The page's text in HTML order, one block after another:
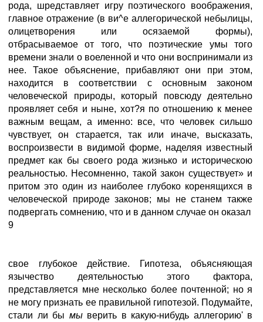
рода, шредставляет игру поэтического воображения,
главное отражение (в ви^е аллегорической небылицы,
олицетворения или осязаемой формы),
отбрасываемое от того, что поэтические умы того
времени знали о воеленной и что они воспринимали из
нее. Такое объяснение, прибавляют они при этом,
находится в соответствии с основным законом
человеческой природы, который повсюду деятельно
проявляет себя и ныне, хот?я по отношению к менее
важным вещам, а именно: все, что человек сильшо
чувствует, он старается, так или иначе, высказать,
воспроизвести в видимой форме, наделяя известный
предмет как бы своего рода жизнько и историческою
реальностью. Несомненно, такой закон существует» и
притом это один из наиболее глубоко коренящихся в
человеческой природе законов; мы не станем также
подвергать сомнению, что и в данном случае он оказал
9
свое глубокое действие. Гипотеза, объясняющая
язычество деятельностью этого фактора,
представляется мне несколько более почтенной; но я
не могу признать ее правильной гипотезой. Подумайте,
стали ли бы мыверить в какую-нибудь аллегорию' в